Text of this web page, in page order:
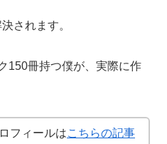
されます。
150冊持つ僕が、実際に作
フィールはこちらの記事